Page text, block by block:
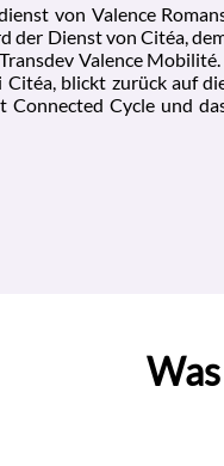
von Valence
der Dienst von Citéa,
Valence Mobilité.
Citéa, blickt zurück auf
Connected Cycle und